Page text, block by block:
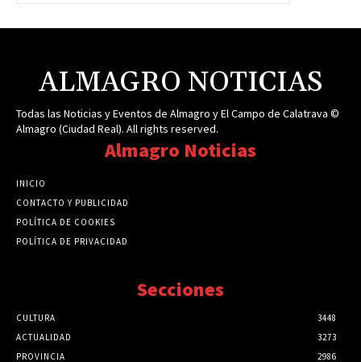
ALMAGRO NOTICIAS
Todas las Noticias y Eventos de Almagro y El Campo de Calatrava ©
Almagro (Ciudad Real). All rights reserved.
Almagro Noticias
INICIO
CONTACTO Y PUBLICIDAD
POLÍTICA DE COOKIES
POLÍTICA DE PRIVACIDAD
Secciones
CULTURA
3448
ACTUALIDAD
3273
PROVINCIA
2986